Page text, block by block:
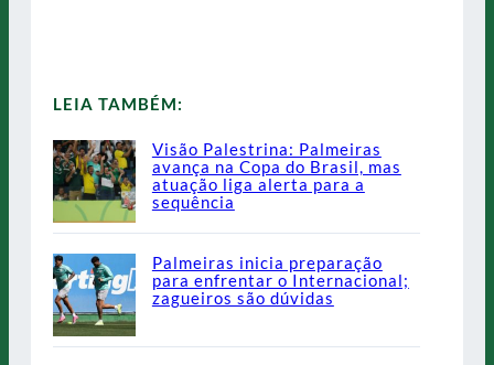
LEIA TAMBÉM:
Visão Palestrina: Palmeiras
avança na Copa do Brasil, mas
atuação liga alerta para a
sequência
Palmeiras inicia preparação
para enfrentar o Internacional;
zagueiros são dúvidas